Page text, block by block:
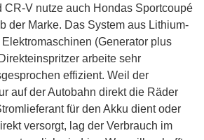
CR-V nutze auch Hondas Sportcoupé
der Marke. Das System aus Lithium-
(Generator plus
arbeite sehr
effizient. Weil der
auf der Autobahn direkt die Räder
für den Akku dient oder
versorgt, lag der Verbrauch im